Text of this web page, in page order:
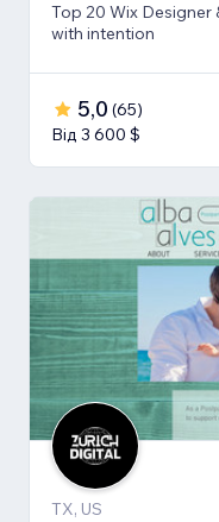
Top 20 Wix Designer
with intention
5,0 (65)
Від 3 600 $
TX, US